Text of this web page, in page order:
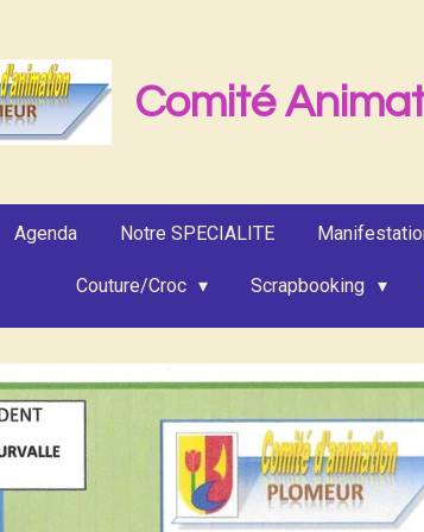
Comité
Agenda Notre SPECIALITE
Couture/Croc Scrapbooking